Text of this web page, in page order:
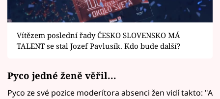
Vítězem poslední řady ČESKO SLOVENSKO MÁ
TALENT se stal Jozef Pavlusík. Kdo bude další?
Pyco jedné ženě věřil...
Pyco ze své pozice moderítora absenci žen vidí takto: "A